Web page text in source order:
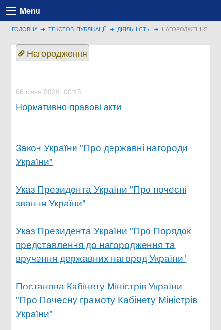
Menu
ГОЛОВНА ТЕКСТОВІ ПУБЛІКАЦІЇ ДІЯЛЬНІСТЬ НАГОРОДЖЕННЯ
Нагородження
06 січня 2026, 00:15
Нормативно-правові акти
Закон України "Про державні нагороди
України"
Указ Президента України "Про почесні
звання України"
Указ Президента України "Про Порядок
представлення до нагородження та
вручення державних нагород України"
Постанова Кабінету Міністрів України
"Про Почесну грамоту Кабінету Міністрів
України"